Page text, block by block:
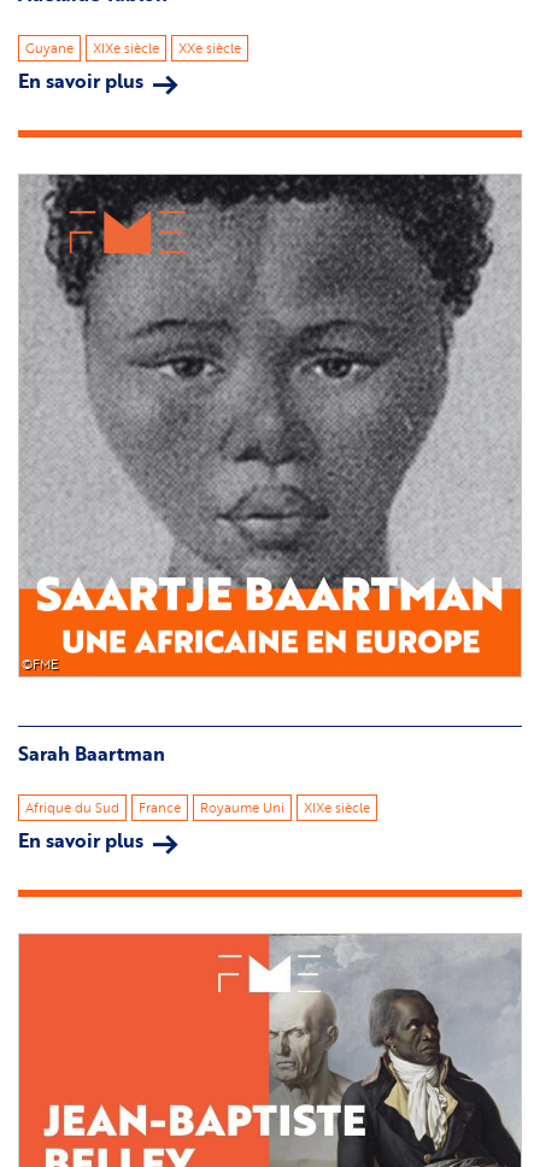
Guyane XIXe siècle XXe siècle
En savoir plus sur
Tablon
Image
©FME
Sarah Baartman
Afrique du Sud France Royaume Uni XIXe siècle
En savoir plus sur
Baartman